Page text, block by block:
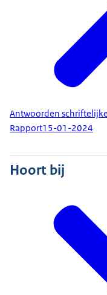
Antwoorden
Rapport15-01-2024
Hoort bij